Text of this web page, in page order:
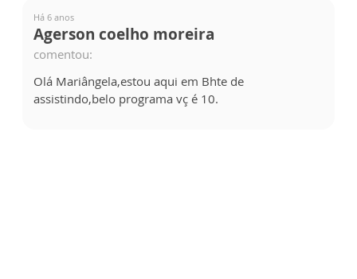
Há 6 anos
Agerson coelho moreira
comentou:
Olá Mariângela,estou aqui em Bhte de
assistindo,belo programa vç é 10.